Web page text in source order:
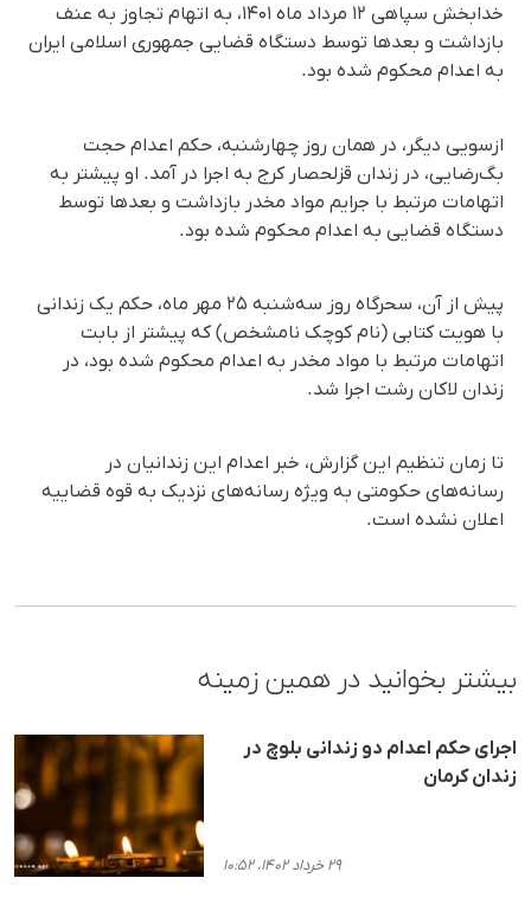
خدابخش سپاهی ۱۲ مرداد ماه ۱۴۰۱، به اتهام تجاوز به عنف
بازداشت و بعدها توسط دستگاه قضایی جمهوری اسلامی ایران
به اعدام محکوم شده بود.
ازسویی دیگر، در همان روز چهارشنبه، حکم اعدام حجت
بگ‌رضایی، در زندان قزلحصار کرج به اجرا در آمد. او پیشتر به
اتهامات مرتبط با جرایم مواد مخدر بازداشت و بعدها توسط
دستگاه قضایی به اعدام محکوم شده بود.
پیش از آن، سحرگاه روز سه‌شنبه ٢۵ مهر ماه، حکم یک زندانی
با هویت کتابی (نام کوچک نامشخص) که پیشتر از بابت
اتهامات مرتبط با مواد مخدر به اعدام محکوم شده بود، در
زندان لاکان رشت اجرا شد.
تا زمان تنظیم این گزارش، خبر اعدام این زندانیان در
رسانه‌های حکومتی به ویژه رسانه‌های نزدیک به قوه قضاییه
اعلان نشده است.
بیشتر بخوانید در همین زمینه
اجرای حکم اعدام دو زندانی بلوچ در
زندان کرمان
۲۹ خرداد ۱۴۰۲، ۱۰:۵۲